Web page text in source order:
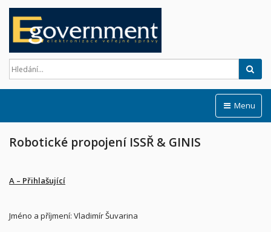
Menu
Robotické propojení ISSŘ & GINIS
A – Přihlašující
Jméno a příjmení: Vladimír Šuvarina